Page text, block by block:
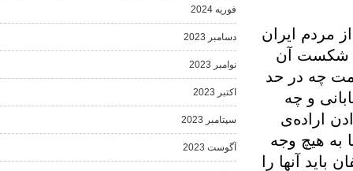
ایران
آن
در حد
و چه
وجه
آنها را
دسامبر 2023
سپتامبر 2023